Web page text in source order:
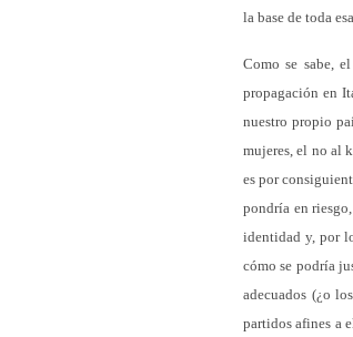
la base de toda
Como se sabe,
propagación en
nuestro propio
mujeres, el no al
es por
pondría en
identidad y, por
cómo se podría
adecuados (¿o
partidos afines a